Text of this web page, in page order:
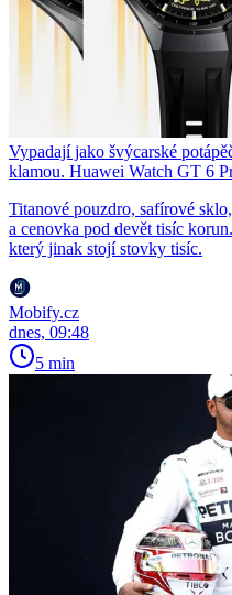
Vypadají jako švýcarské
klamou. Huawei Watch GT 6
Titanové pouzdro, safírové
a cenovka pod devět tisíc
který jinak stojí stovky tisíc.
Mobify.cz
dnes, 09:48
5 min